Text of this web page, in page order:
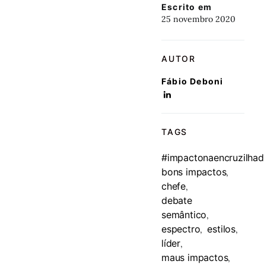
Escrito em
25 novembro 2020
AUTOR
Fábio Deboni
TAGS
bons impactos,
chefe,
debate
semântico,
espectro, estilos,
líder,
maus impactos,